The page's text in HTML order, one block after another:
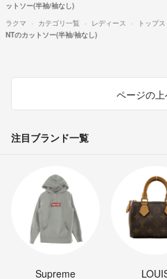
ットソー(半袖/袖なし)
ラクマ
カテゴリ一覧 レディース トップス
NTのカットソー(半袖/袖なし)
ページの上
注目ブランド一覧
Supreme